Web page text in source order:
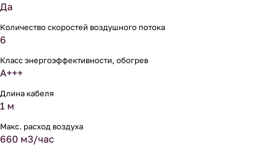
Да
Количество скоростей воздушного потока
6
Класс энергоэффективности, обогрев
A+++
Длина кабеля
1 м
Макс. расход воздуха
660 м3/час